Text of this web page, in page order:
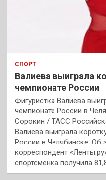
СПОРТ
Валиева выиграла
чемпионате России
Фигуристка Валиева
чемпионате России в
Сорокин / ТАСС
Валиева выиграла
России в Челябинске. Об
корреспондент
спортсменка получила